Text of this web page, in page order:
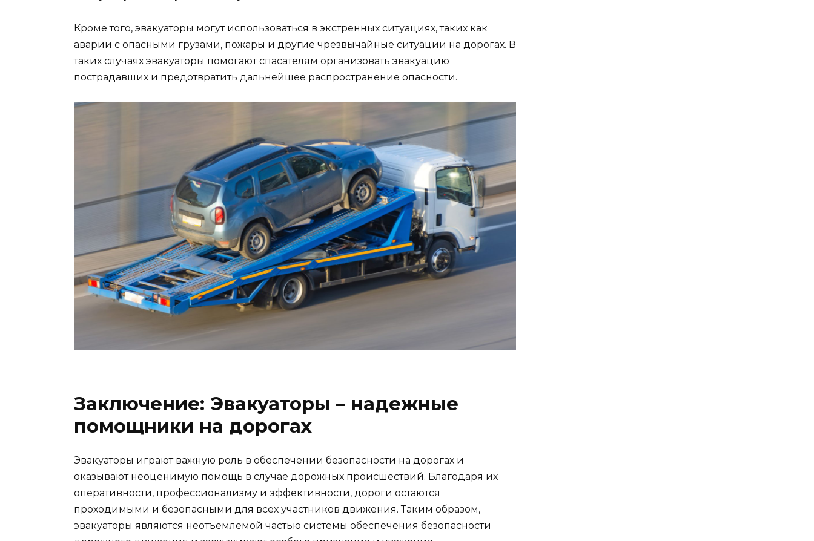
Кроме того, эвакуаторы могут использоваться в экстренных ситуациях, таких как
аварии с опасными грузами, пожары и другие чрезвычайные ситуации на дорогах. В
таких случаях эвакуаторы помогают спасателям организовать эвакуацию
пострадавших и предотвратить дальнейшее распространение опасности.
Заключение: Эвакуаторы – надежные
помощники на дорогах
Эвакуаторы играют важную роль в обеспечении безопасности на дорогах и
оказывают неоценимую помощь в случае дорожных происшествий. Благодаря их
оперативности, профессионализму и эффективности, дороги остаются
проходимыми и безопасными для всех участников движения. Таким образом,
эвакуаторы являются неотъемлемой частью системы обеспечения безопасности